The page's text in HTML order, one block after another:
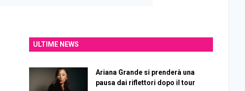
ULTIME NEWS
Ariana Grande si prenderà una
pausa dai riflettori dopo il tour